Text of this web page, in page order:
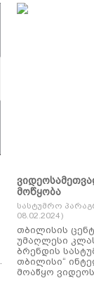
მოწყობა
სასტუმრო
08.02.2024)
თბილისის
უმაღლესი
ბრენდის
თბილისი“
მოაწყო